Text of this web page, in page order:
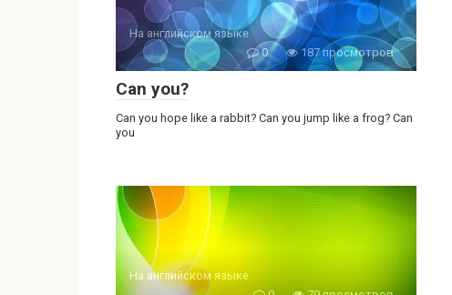
На английском языке
0
187 просмотров
Can you?
Can you hope like a rabbit? Can you jump like a frog? Can
you
На английском языке